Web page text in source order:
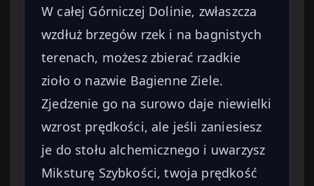
W całej Górniczej Dolinie, zwłaszcza
wzdłuż brzegów rzek i na bagnistych
terenach, możesz zbierać rzadkie
zioło o nazwie Bagienne Ziele.
Zjedzenie go na surowo daje niewielki
wzrost prędkości, ale jeśli zaniesiesz
je do stołu alchemicznego i uwarzysz
Miksturę Szybkości, twoja prędkość